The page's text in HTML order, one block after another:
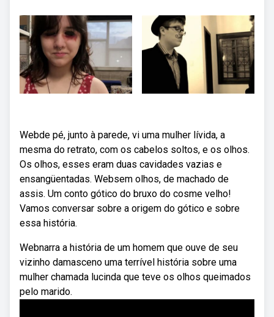
Webde pé, junto à parede, vi uma mulher lívida, a
mesma do retrato, com os cabelos soltos, e os olhos.
Os olhos, esses eram duas cavidades vazias e
ensangüentadas. Websem olhos, de machado de
assis. Um conto gótico do bruxo do cosme velho!
Vamos conversar sobre a origem do gótico e sobre
essa história.
Webnarra a história de um homem que ouve de seu
vizinho damasceno uma terrível história sobre uma
mulher chamada lucinda que teve os olhos queimados
pelo marido.